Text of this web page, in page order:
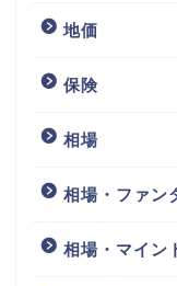
地価
保険
相場
相場・ファン
相場・マイン